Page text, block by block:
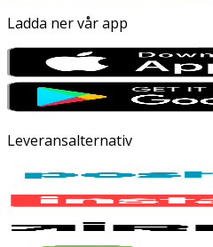
Ladda ner vår app
Leveransalternativ